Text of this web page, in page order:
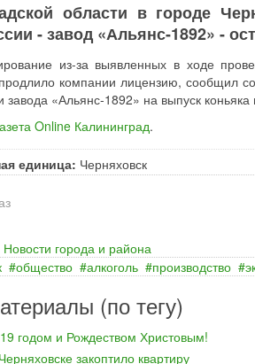
области в городе
- завод «Альянс-1892» -
из-за выявленных в ходе
компании лицензию, сообщил
завода «Альянс-1892» на выпуск
Online Калининград.
единица: Черняховск
Новости города и района
общество алкоголь производство
(по тегу)
годом и Рождеством Христовым!
закоптило квартиру